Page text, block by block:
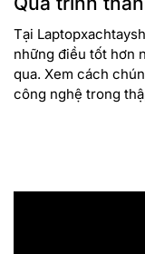
Tại
những điều tốt hơn
qua. Xem cách
công nghệ trong